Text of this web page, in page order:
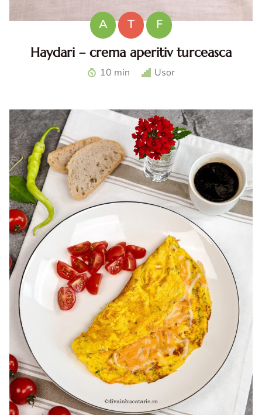
A T
F
Haydari – crema aperitiv turceasca
Haydari. Haydari reteta. Haydari turcesc. Ccrema aperitiv
turceasca. Sos haydari. Aperitiv cu iaurt.
10 min Usor